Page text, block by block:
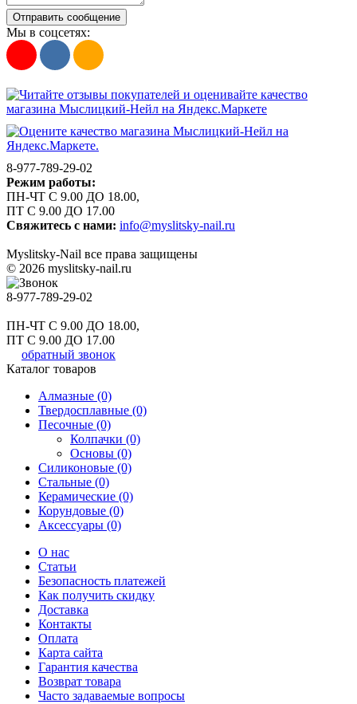
Отправить сообщение
Мы в соцсетях:
8-977-789-29-02
Режим работы:
ПН-ЧТ С 9.00 ДО 18.00,
ПТ С 9.00 ДО 17.00
Свяжитесь с нами: info@myslitsky-nail.ru
Myslitsky-Nail все права защищены
© 2026 myslitsky-nail.ru
8-977-789-29-02
ПН-ЧТ С 9.00 ДО 18.00,
ПТ С 9.00 ДО 17.00
обратный звонок
Каталог товаров
Алмазные (0)
Твердосплавные (0)
Песочные (0)
Колпачки (0)
Основы (0)
Силиконовые (0)
Стальные (0)
Керамические (0)
Корундовые (0)
Аксессуары (0)
О нас
Статьи
Безопасность платежей
Как получить скидку
Доставка
Контакты
Оплата
Карта сайта
Гарантия качества
Возврат товара
Часто задаваемые вопросы